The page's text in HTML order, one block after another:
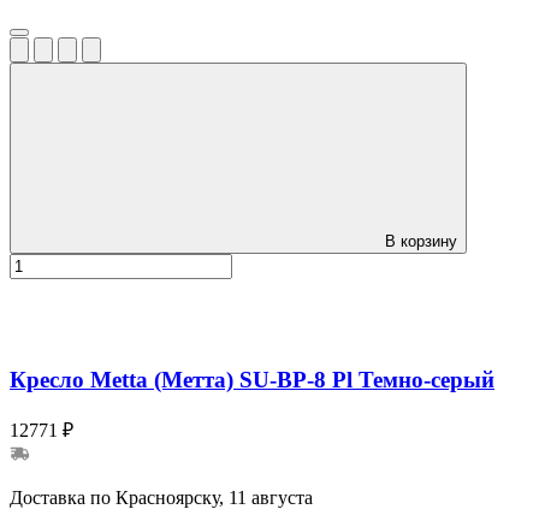
В корзину
Кресло Metta (Метта) SU-BP-8 Pl Темно-серый
12771 ₽
Доставка по Красноярску, 11 августа